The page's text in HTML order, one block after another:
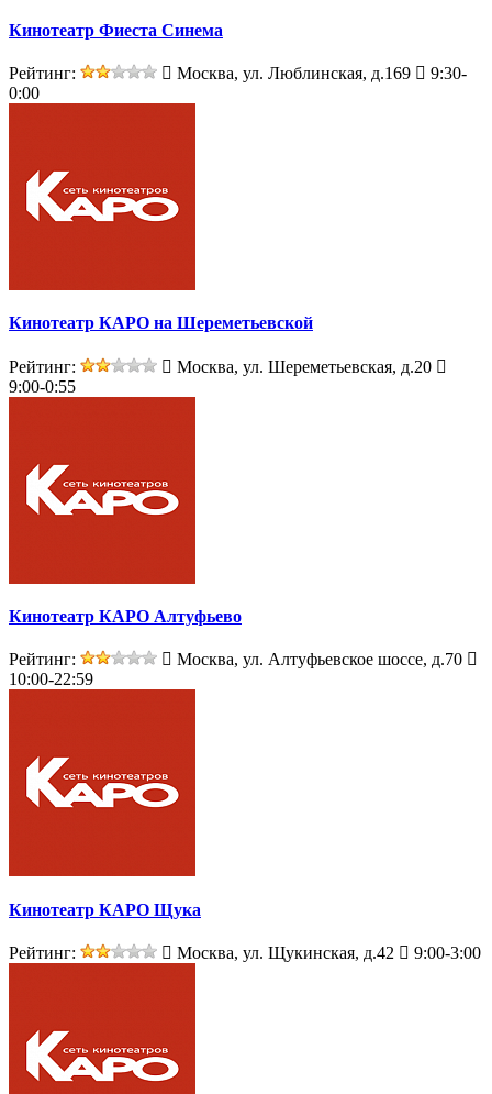
Кинотеатр Фиеста Синема
Рейтинг: Москва, ул. Люблинская, д.169
9:30-
0:00
Кинотеатр КАРО на Шереметьевской
Рейтинг:
Москва, ул. Шереметьевская, д.20
9:00-0:55
Кинотеатр КАРО Алтуфьево
Рейтинг:
Москва, ул. Алтуфьевское шоссе, д.70
10:00-22:59
Кинотеатр КАРО Щука
Рейтинг: Москва, ул. Щукинская, д.42 9:00-3:00